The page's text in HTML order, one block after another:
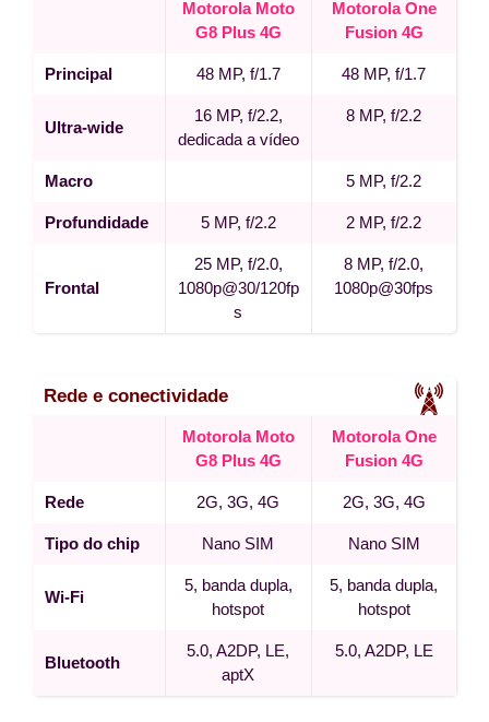
Motorola Moto
G8 Plus 4G
Motorola One
Fusion 4G
Principal 48 MP, f/1.7 48 MP, f/1.7
Ultra-wide
16 MP, f/2.2,
dedicada a vídeo
8 MP, f/2.2
Macro 5 MP, f/2.2
Profundidade 5 MP, f/2.2 2 MP, f/2.2
Frontal
25 MP, f/2.0,
1080p@30/120fp
s
8 MP, f/2.0,
1080p@30fps
Rede e conectividade
Motorola Moto
G8 Plus 4G
Motorola One
Fusion 4G
Rede 2G, 3G, 4G 2G, 3G, 4G
Tipo do chip Nano SIM Nano SIM
Wi-Fi
5, banda dupla,
hotspot
5, banda dupla,
hotspot
Bluetooth
5.0, A2DP, LE,
aptX
5.0, A2DP, LE